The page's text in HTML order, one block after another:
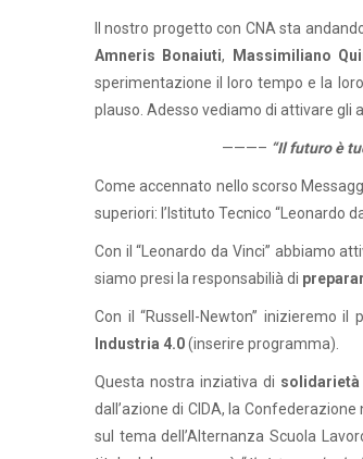
Il nostro progetto con CNA sta
Amneris Bonaiuti, Massimiliano
sperimentazione il loro tempo e la
plauso. Adesso vediamo di attivare gli
———– “Il futuro è
Come accennato nello scorso
superiori: l’Istituto Tecnico “Leonardo
Con il “Leonardo da Vinci” abbiamo
siamo presi la responsabilià di
Con il “Russell-Newton” inizieremo
Industria 4.0(inserire programma).
Questa nostra inziativa di
dall’azione di CIDA, la
sul tema dell’Alternanza Scuola